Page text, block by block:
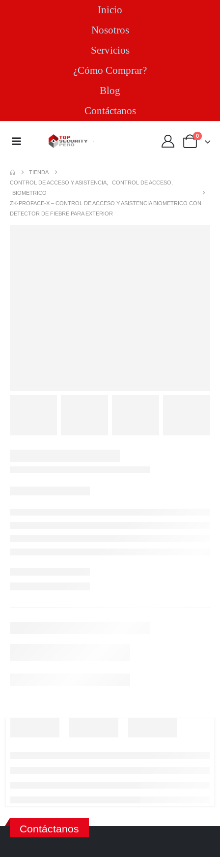
Inicio
Nosotros
Servicios
¿Cómo Comprar?
Blog
Contáctanos
0
TIENDA
CONTROL DE ACCESO Y ASISTENCIA
CONTROL DE ACCESO
BIOMETRICO
ZK-PROFACE-X – CONTROL DE ACCESO Y ASISTENCIA BIOMETRICO CON
DETECTOR DE FIEBRE PARA EXTERIOR
Contáctanos